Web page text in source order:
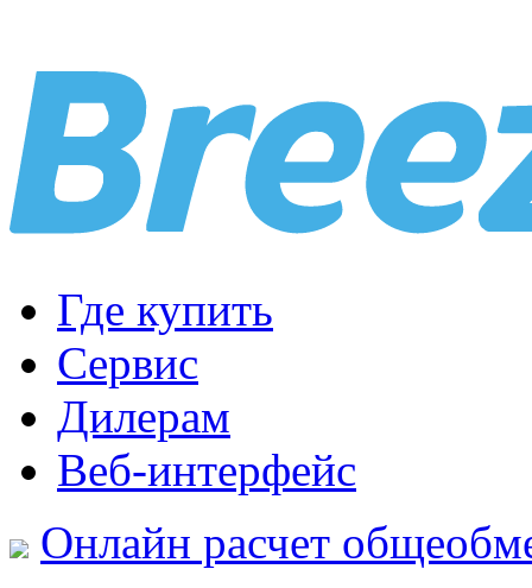
Где купить
Сервис
Дилерам
Веб-интерфейс
Онлайн расчет